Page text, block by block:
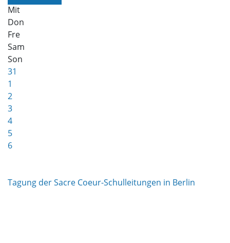
Mit
Don
Fre
Sam
Son
31
1
2
3
4
5
6
Tagung der Sacre Coeur-Schulleitungen in Berlin